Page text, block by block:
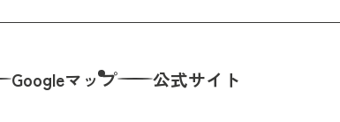
Googleマップ 公式サイト